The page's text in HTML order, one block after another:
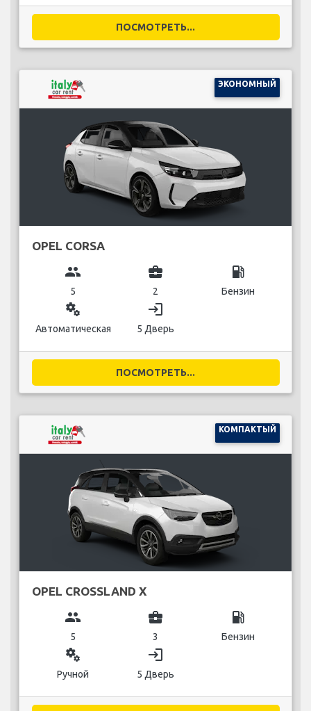
ПОСМОТРЕТЬ...
ЭКОНОМНЫЙ
OPEL CORSA
group
5
business_center
2
local_gas_station
Бензин
miscellaneous_services
Автоматическая
login
5 Дверь
ПОСМОТРЕТЬ...
КОМПАКТЫЙ
OPEL CROSSLAND X
group
5
business_center
3
local_gas_station
Бензин
miscellaneous_services
Ручной
login
5 Дверь